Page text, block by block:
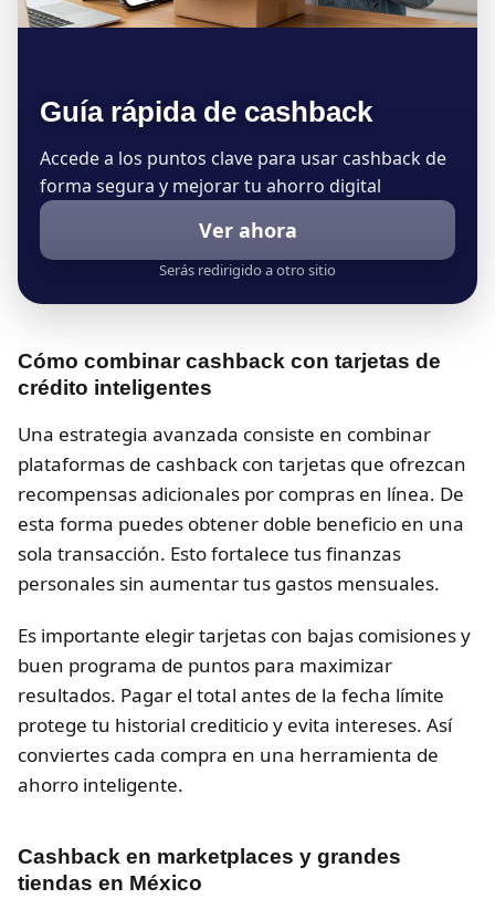
Guía rápida de cashback
Accede a los puntos clave para usar cashback de
forma segura y mejorar tu ahorro digital
Ver ahora
Serás redirigido a otro sitio
Cómo combinar cashback con tarjetas de
crédito inteligentes
Una estrategia avanzada consiste en combinar
plataformas de cashback con tarjetas que ofrezcan
recompensas adicionales por compras en línea. De
esta forma puedes obtener doble beneficio en una
sola transacción. Esto fortalece tus finanzas
personales sin aumentar tus gastos mensuales.
Es importante elegir tarjetas con bajas comisiones y
buen programa de puntos para maximizar
resultados. Pagar el total antes de la fecha límite
protege tu historial crediticio y evita intereses. Así
conviertes cada compra en una herramienta de
ahorro inteligente.
Cashback en marketplaces y grandes
tiendas en México